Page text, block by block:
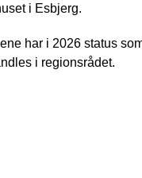
i Esbjerg.
har i 2026 status
i regionsrådet.